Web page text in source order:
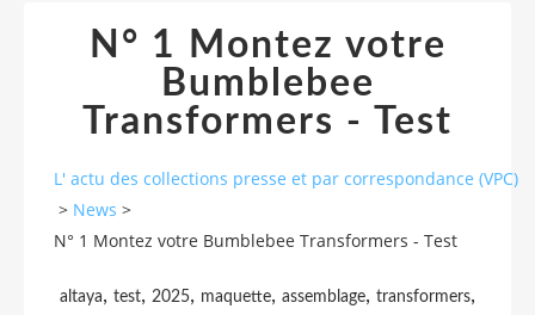
N° 1 Montez votre
Bumblebee
Transformers - Test
L' actu des collections presse et par correspondance (VPC)
> News >
N° 1 Montez votre Bumblebee Transformers - Test
altaya, test, 2025, maquette, assemblage, transformers,